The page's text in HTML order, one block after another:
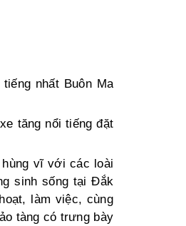
nhất Buôn Ma
tăng nổi tiếng đặt
hùng vĩ với các loài
sinh sống tại Đắk
làm việc, cùng
tàng có trưng bày